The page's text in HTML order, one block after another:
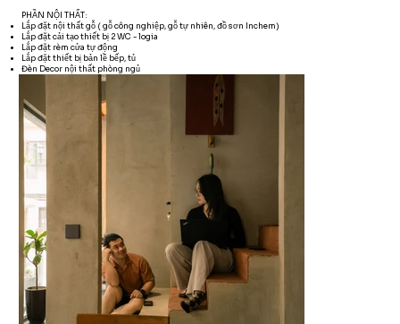
PHẦN NỘI THẤT:
Lắp đặt nội thất gỗ ( gỗ công nghiệp, gỗ tự nhiên, đồ sơn Inchem)
Lắp đặt cải tạo thiết bị 2 WC - logia
Lắp đặt rèm cửa tự động
Lắp đặt thiết bị bản lề bếp, tủ
Đèn Decor nội thất phòng ngủ